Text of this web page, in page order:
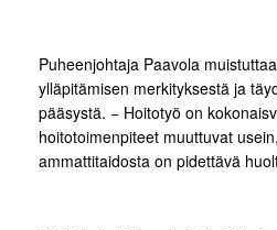
Puheenjohtaja Paavola
ylläpitämisen merkityksestä ja
pääsystä. − Hoitotyö on
hoitotoimenpiteet muuttuvat
ammattitaidosta on pidettävä